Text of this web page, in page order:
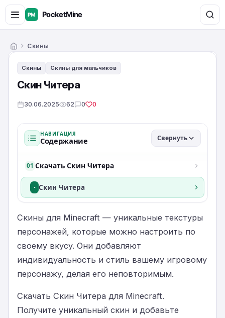
ГлавнаяСкины
Скины Скины для мальчиков
Скин Читера
30.06.2025 62 0 0
НАВИГАЦИЯ
Содержание Свернуть
01 Скачать Скин Читера
· Скин Читера
Скины для Minecraft — уникальные текстуры
персонажей, которые можно настроить по
своему вкусу. Они добавляют
индивидуальность и стиль вашему игровому
персонажу, делая его неповторимым.
Скачать Скин Читера для Minecraft.
Получите уникальный скин и добавьте